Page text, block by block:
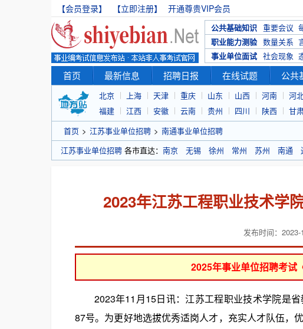
【会员登录】 【立即注册】 开通尊贵VIP会员
公共基础知识 重要会议
职业能力测验 数量关系
事业单位面试 社会现象
首页 最新信息 招聘日报 在线试题 公共
北京 上海 天津 重庆 山东 山西 河南 河
福建
江西 安徽 云南 贵州 四川 陕西 甘
首页 > 江苏事业单位招聘 > 南通事业单位招聘
江苏事业单位招聘 各市直达： 南京 无锡 徐州 常州 苏州 南通
2023年江苏工程职业技术学
发布时间：
2025年事业单位招聘考试
2023年11月15日讯：江苏工程职业技术学院是省
87号。为更好地选拔优秀适岗人才，充实人才队伍，